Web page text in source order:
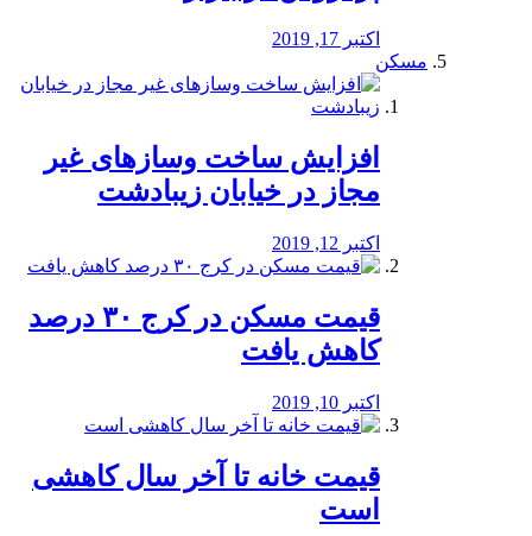
اکتبر 17, 2019
مسکن
افزایش ساخت وسازهای غیر
مجاز در خیابان زیبادشت
اکتبر 12, 2019
️قیمت مسکن در کرج ۳۰ درصد
کاهش یافت
اکتبر 10, 2019
قیمت خانه تا آخر سال کاهشی
است